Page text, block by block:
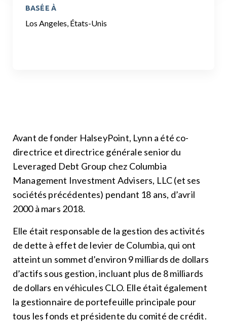
BASÉE À
Los Angeles, États-Unis
Avant de fonder HalseyPoint, Lynn a été co-
directrice et directrice générale senior du
Leveraged Debt Group chez Columbia
Management Investment Advisers, LLC (et ses
sociétés précédentes) pendant 18 ans, d’avril
2000 à mars 2018.
Elle était responsable de la gestion des activités
de dette à effet de levier de Columbia, qui ont
atteint un sommet d’environ 9 milliards de dollars
d’actifs sous gestion, incluant plus de 8 milliards
de dollars en véhicules CLO. Elle était également
la gestionnaire de portefeuille principale pour
tous les fonds et présidente du comité de crédit.